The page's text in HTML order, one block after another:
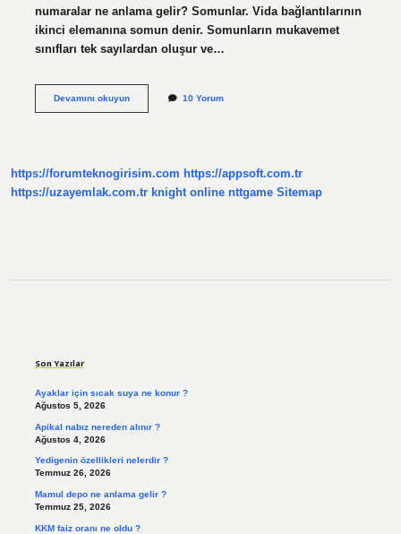
numaralar ne anlama gelir? Somunlar. Vida bağlantılarının
ikinci elemanına somun denir. Somunların mukavemet
sınıfları tek sayılardan oluşur ve…
Devamını okuyunCıvata
10 Yorum
https://forumteknogirisim.com https://appsoft.com.tr
https://uzayemlak.com.tr knight online nttgame Sitemap
Son Yazılar
Ayaklar için sıcak suya ne konur ?
Ağustos 5, 2026
Apikal nabız nereden alınır ?
Ağustos 4, 2026
Yedigenin özellikleri nelerdir ?
Temmuz 26, 2026
Mamul depo ne anlama gelir ?
Temmuz 25, 2026
KKM faiz oranı ne oldu ?